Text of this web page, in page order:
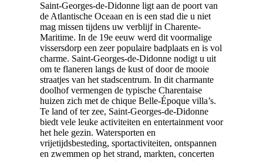
Saint-Georges-de-Didonne ligt aan de poort van
de Atlantische Oceaan en is een stad die u niet
mag missen tijdens uw verblijf in Charente-
Maritime. In de 19e eeuw werd dit voormalige
vissersdorp een zeer populaire badplaats en is vol
charme. Saint-Georges-de-Didonne nodigt u uit
om te flaneren langs de kust of door de mooie
straatjes van het stadscentrum. In dit charmante
doolhof vermengen de typische Charentaise
huizen zich met de chique Belle-Époque villa’s.
Te land of ter zee, Saint-Georges-de-Didonne
biedt vele leuke activiteiten en entertainment voor
het hele gezin. Watersporten en
vrijetijdsbesteding, sportactiviteiten, ontspannen
en zwemmen op het strand, markten, concerten